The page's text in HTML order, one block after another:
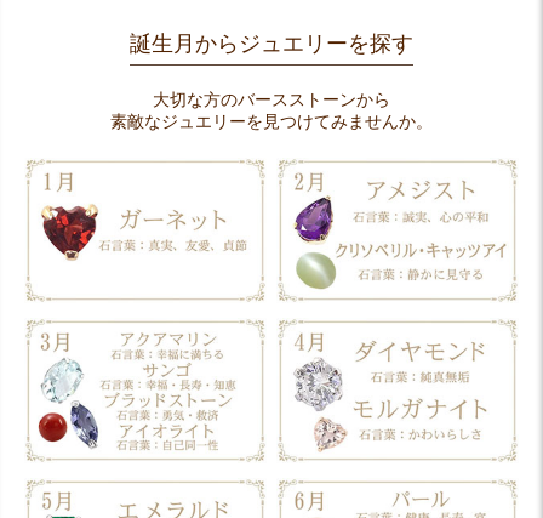
誕生月からジュエリーを探す
大切な方のバースストーンから
素敵なジュエリーを見つけてみませんか。